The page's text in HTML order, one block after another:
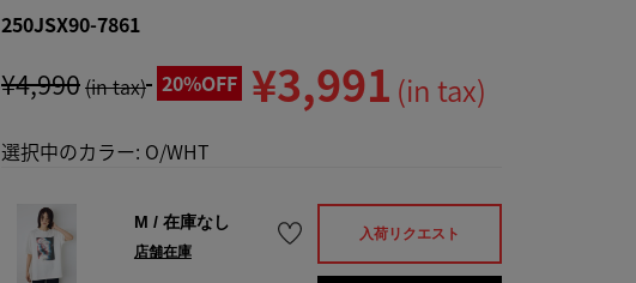
250JSX90-7861
¥4,990(in tax) 20%OFF ¥3,991 (in tax)
選択中のカラー: O/WHT
M / 在庫なし
店舗在庫
入荷リクエスト